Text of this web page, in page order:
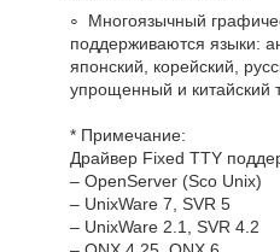
Многоязычный
поддерживаются языки:
японский, корейский,
упрощенный и китайский
* Примечание:
Драйвер Fixed TTY
– OpenServer (Sco Unix)
– UnixWare 7, SVR 5
– UnixWare 2.1, SVR 4.2